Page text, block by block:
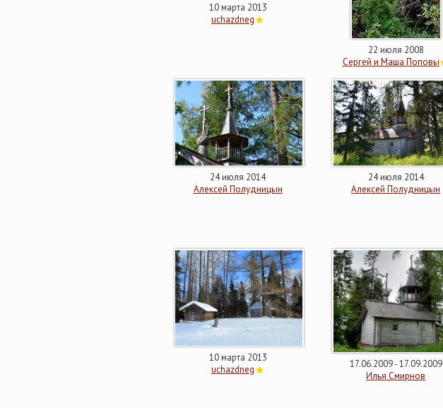
10 марта 2013
uchazdneg
22 июля 2008
Сергей и Маша Поповы
24 июля 2014
Алексей Полудницын
24 июля 2014
Алексей Полудницын
10 марта 2013
uchazdneg
17.06.2009 - 17.09.2009
Илья Смирнов